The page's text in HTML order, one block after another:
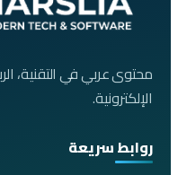
محتوى عربي في التقنية،
الإلكترونية.
روابط سريعة